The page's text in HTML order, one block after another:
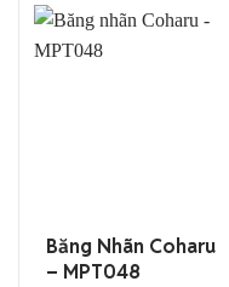
Băng Nhãn Coharu
– MPT048